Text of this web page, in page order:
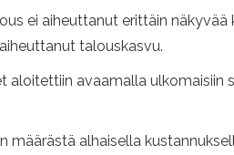
ei aiheuttanut erittäin
talouskasvu.
avaamalla ulkomaisiin
alhaisella